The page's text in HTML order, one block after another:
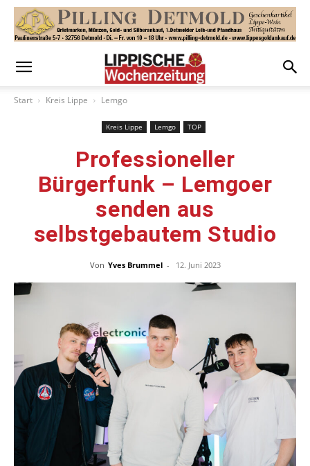
Start Kreis Lippe Lemgo
Kreis Lippe Lemgo TOP
Professioneller
Bürgerfunk – Lemgoer
senden aus
selbstgebautem Studio
Von Yves Brummel - 12. Juni 2023